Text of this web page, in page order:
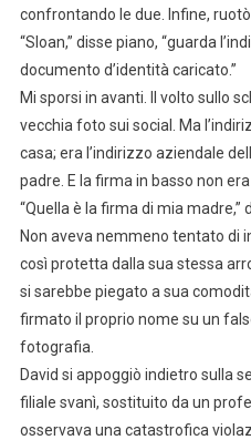
confrontando le due. Infine,
“Sloan,” disse piano, “guarda
documento d’identità caricato.”
Mi sporsi in avanti. Il volto sullo
vecchia foto sui social. Ma
casa; era l’indirizzo aziendale
padre. E la firma in basso non
“Quella è la firma di mia madre,”
Non aveva nemmeno tentato di
così protetta dalla sua stessa
si sarebbe piegato a sua
firmato il proprio nome su un
fotografia.
David si appoggiò indietro sulla
filiale svanì, sostituito da un
osservava una catastrofica